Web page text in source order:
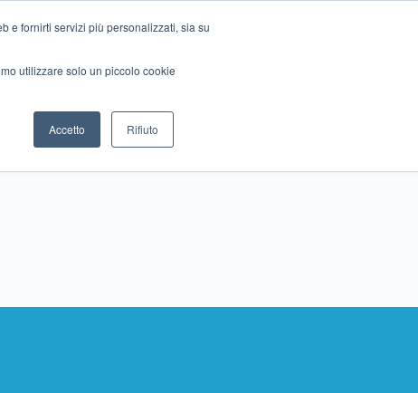
e fornirti servizi più personalizzati, sia su
utilizzare solo un piccolo cookie
Accetto Rifiuto